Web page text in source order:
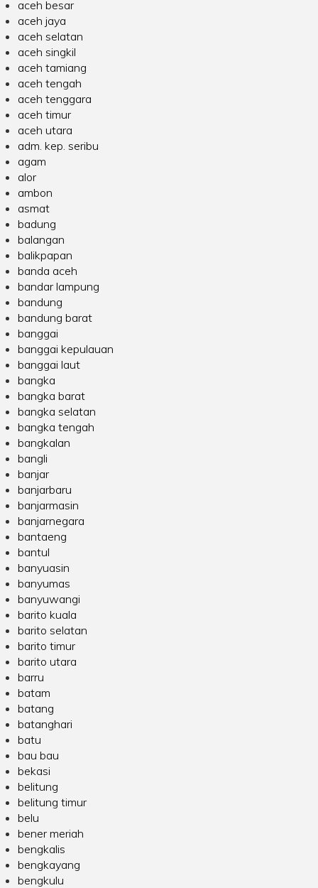
aceh besar
aceh jaya
aceh selatan
aceh singkil
aceh tamiang
aceh tengah
aceh tenggara
aceh timur
aceh utara
adm. kep. seribu
agam
alor
ambon
asmat
badung
balangan
balikpapan
banda aceh
bandar lampung
bandung
bandung barat
banggai
banggai kepulauan
banggai laut
bangka
bangka barat
bangka selatan
bangka tengah
bangkalan
bangli
banjar
banjarbaru
banjarmasin
banjarnegara
bantaeng
bantul
banyuasin
banyumas
banyuwangi
barito kuala
barito selatan
barito timur
barito utara
barru
batam
batang
batanghari
batu
bau bau
bekasi
belitung
belitung timur
belu
bener meriah
bengkalis
bengkayang
bengkulu